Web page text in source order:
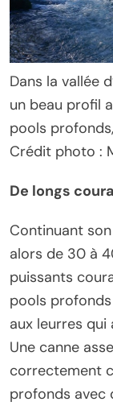
Dans la vallée
un beau profil
pools
Crédit photo :
De longs
Continuant
alors de 30 à
puissants
pools
aux leurres
Une canne
correctement
profonds avec